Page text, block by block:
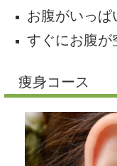
お腹がいっぱ
すぐにお腹が
痩身コース